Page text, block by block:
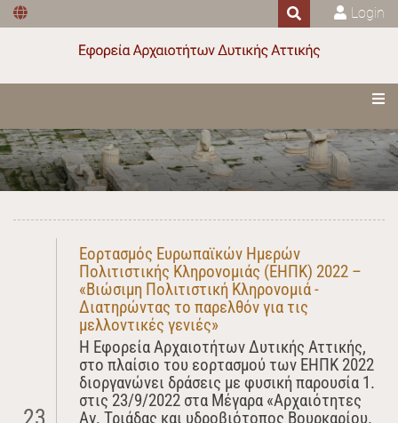
Login
23
Εορτασμός Ευρωπαϊκών Ημερών
Πολιτιστικής Κληρονομιάς (ΕΗΠΚ) 2022 –
«Βιώσιμη Πολιτιστική Κληρονομιά -
Διατηρώντας το παρελθόν για τις
μελλοντικές γενιές»
Η Εφορεία Αρχαιοτήτων Δυτικής Αττικής,
στο πλαίσιο του εορτασμού των ΕΗΠΚ 2022
διοργανώνει δράσεις με φυσική παρουσία 1.
στις 23/9/2022 στα Μέγαρα «Αρχαιότητες
Αγ. Τριάδας και υδροβιότοπος Βουρκαρίου.